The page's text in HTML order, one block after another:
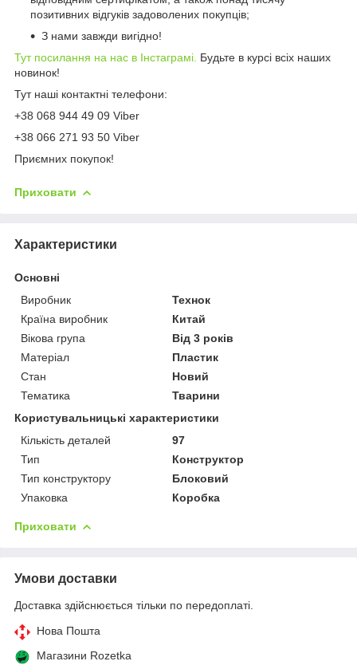
позитивних відгуків задоволених покупців;
З нами завжди вигідно!
Тут посилання на нас в Інстаграмі. Будьте в курсі всіх наших
новинок!
Тут наші контактні телефони:
+38 068 944 49 09 Viber
+38 066 271 93 50 Viber
Приємних покупок!
Приховати
Характеристики
Основні
Виробник
Технок
Країна виробник
Китай
Вікова група
Від 3 років
Матеріал
Пластик
Стан
Новий
Тематика
Тварини
Користувальницькі характеристики
Кількість деталей
97
Тип
Конструктор
Тип конструктору
Блоковий
Упаковка
Коробка
Приховати
Умови доставки
Доставка здійснюється тільки по передоплаті.
Нова Пошта
Магазини Rozetka